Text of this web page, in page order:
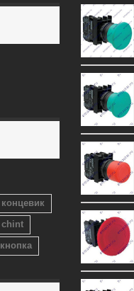
концевик
chint
кнопка